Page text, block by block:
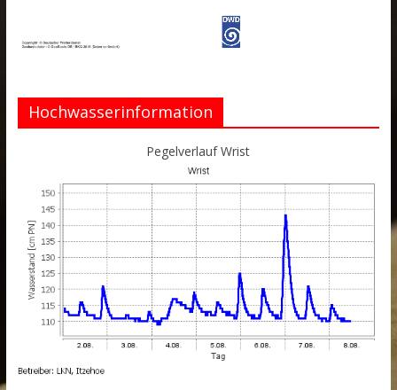
Hochwasserinformation
Pegelverlauf Wrist